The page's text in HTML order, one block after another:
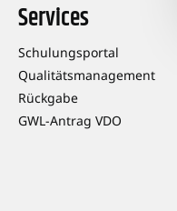
Services
Schulungsportal
Qualitätsmanagement
Rückgabe
GWL-Antrag VDO